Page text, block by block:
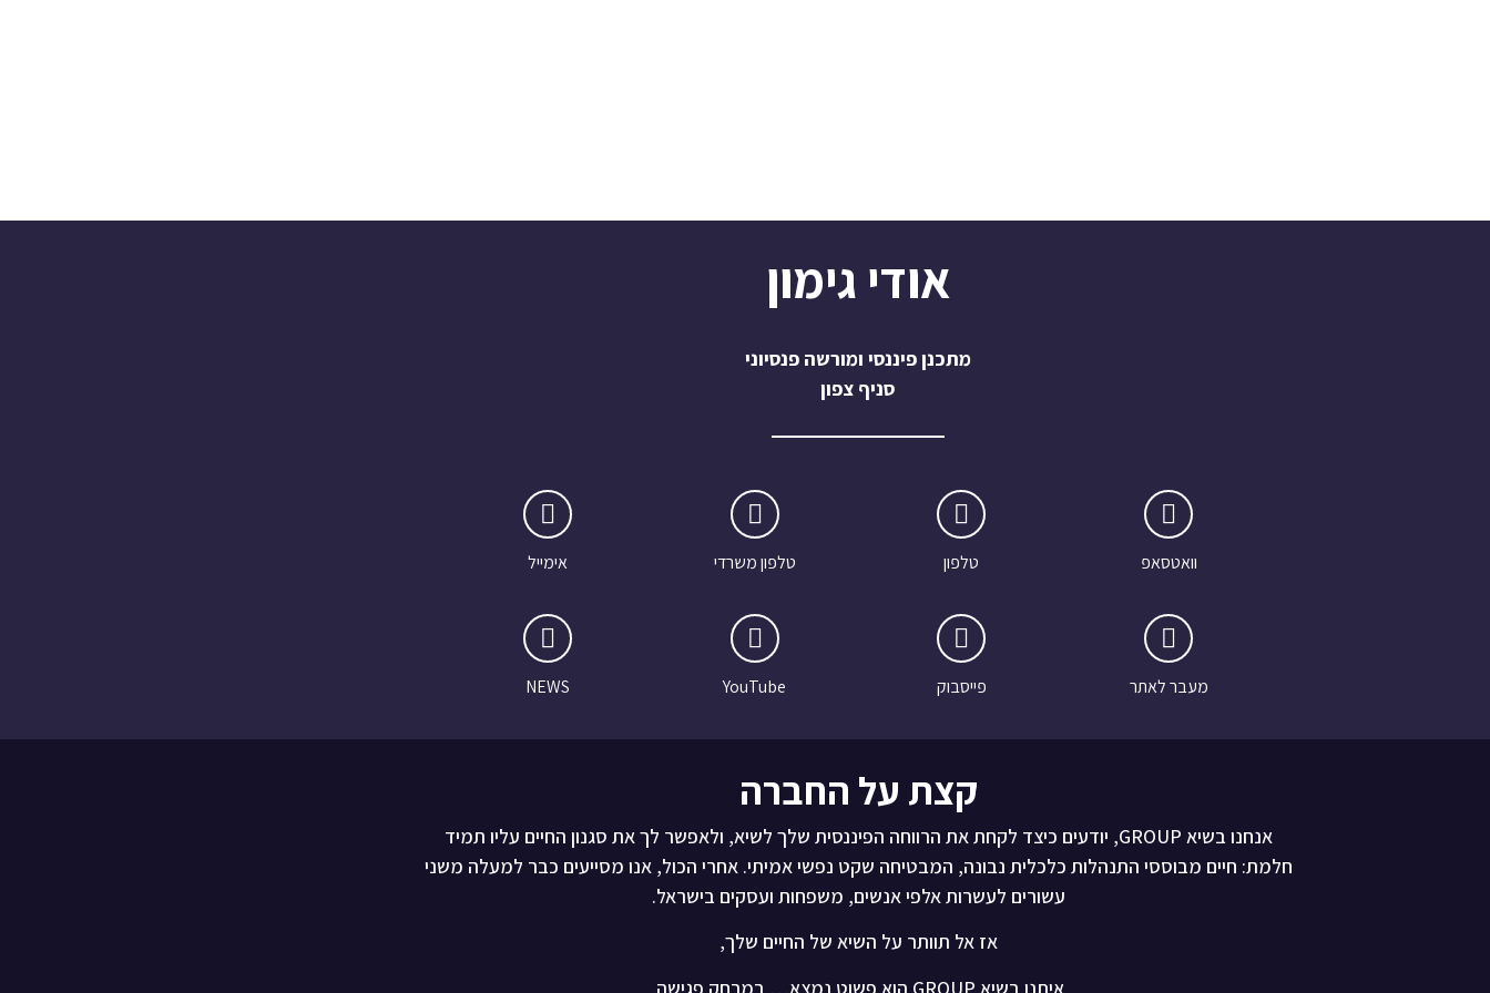
אודי גימון
מתכנן פיננסי ומורשה פנסיוני
סניף צפון
וואטסאפ טלפון טלפון משרדי אימייל
מעבר לאתר פייסבוק YouTube
NEWS
קצת על החברה
אנחנו בשיא GROUP, יודעים כיצד לקחת את הרווחה הפיננסית שלך לשיא, ולאפשר לך את סגנון החיים עליו תמיד
חלמת: חיים מבוססי התנהלות כלכלית נבונה, המבטיחה שקט נפשי אמיתי. אחרי הכול, אנו מסייעים כבר למעלה משני
עשורים לעשרות אלפי אנשים, משפחות ועסקים בישראל.
אז אל תוותר על השיא של החיים שלך,
איתנו בשיא GROUP הוא פשוט נמצא…
במרחק פגישה.